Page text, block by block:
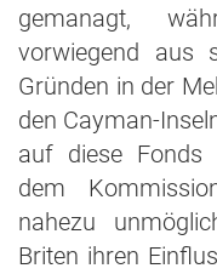
gemanagt,
vorwiegend aus
Gründen in der
den Cayman-
auf diese Fonds
dem
nahezu
Briten ihren